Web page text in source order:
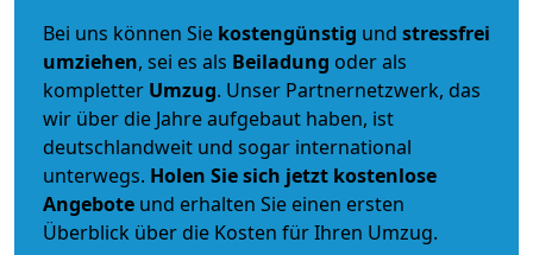
Bei uns können Sie kostengünstig und stressfrei
umziehen, sei es als Beiladung oder als
kompletter Umzug. Unser Partnernetzwerk, das
wir über die Jahre aufgebaut haben, ist
deutschlandweit und sogar international
unterwegs. Holen Sie sich jetzt kostenlose
Angebote und erhalten Sie einen ersten
Überblick über die Kosten für Ihren Umzug.